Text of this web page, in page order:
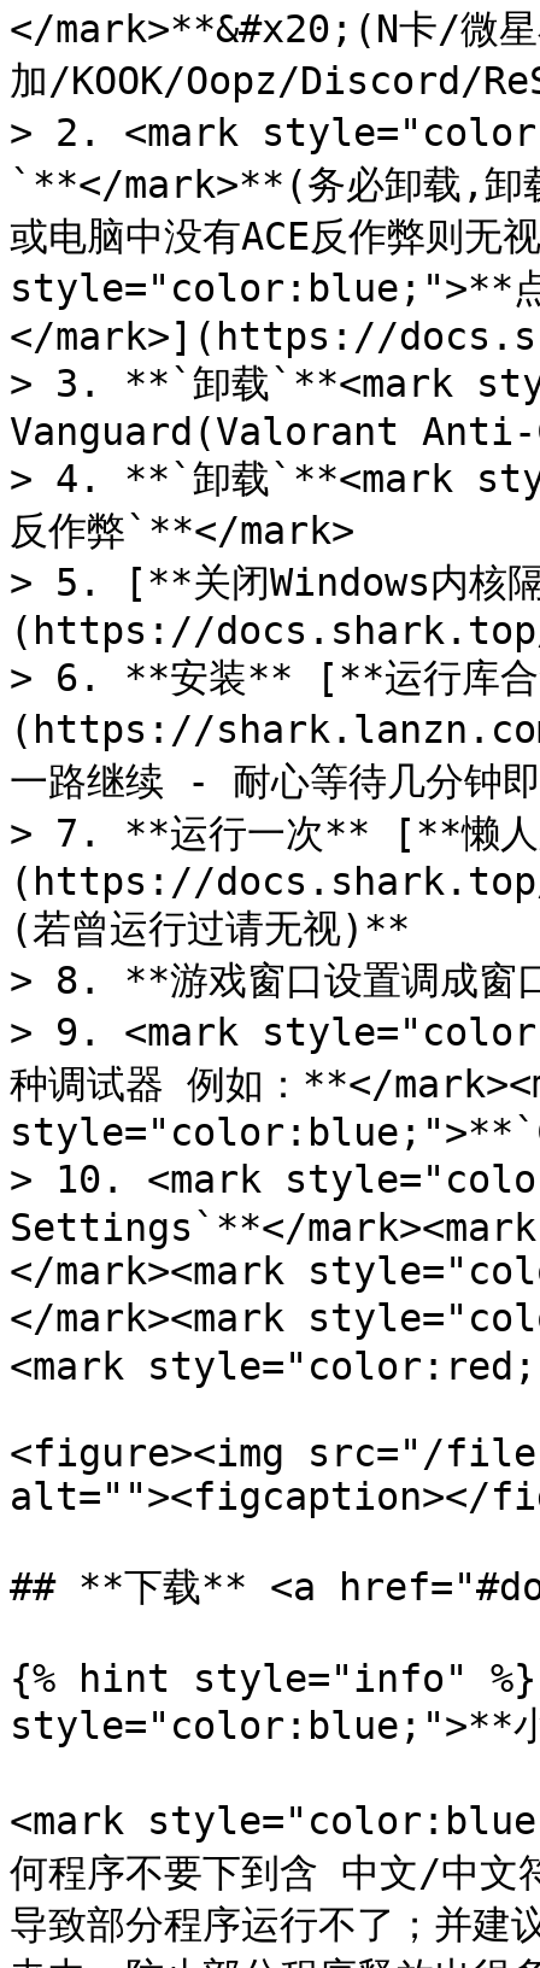
</mark>**&#x20;(N卡/微星
加/KOOK/Oopz/Discord/
> 2. <mark
`**</mark>**(务必卸载,卸
或电脑中没有ACE反作弊则
style="color:blue;">**点击
</mark>](https://
> 3. **`卸载`**<mark
Vanguard(Valorant
> 4. **`卸载`**<mark
反作弊`**</mark>
> 5. [**关闭Windows内核
(https://
> 6. **安装** [**运行库
(https://
一路继续 - 耐心等待几分钟
> 7. **运行一次** [**懒
(https://
(若曾运行过请无视)**
> 8. **游戏窗口设置调成窗
> 9. <mark
种调试器 例如：**</
> 10. <mark
Settings`**</
</mark><mark
</mark><mark
<mark
<figure><img src="/files/
alt=""><figcaption></
## **下载** <a
{% hint style="info" %}
style="color:blue;">**小
<mark
何程序不要下到含 中文/中文
导致部分程序运行不了；并建